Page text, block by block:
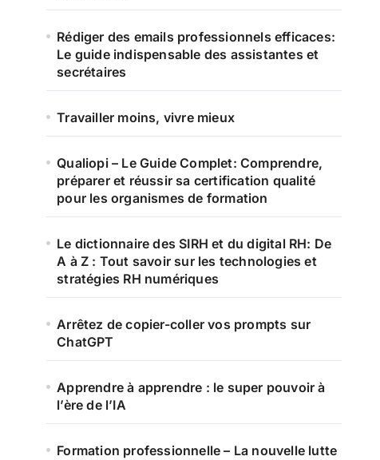
Rédiger des emails professionnels efficaces:
Le guide indispensable des assistantes et
secrétaires
Travailler moins, vivre mieux
Qualiopi – Le Guide Complet: Comprendre,
préparer et réussir sa certification qualité
pour les organismes de formation
Le dictionnaire des SIRH et du digital RH: De
A à Z : Tout savoir sur les technologies et
stratégies RH numériques
Arrêtez de copier-coller vos prompts sur
ChatGPT
Apprendre à apprendre : le super pouvoir à
l’ère de l’IA
Formation professionnelle – La nouvelle lutte